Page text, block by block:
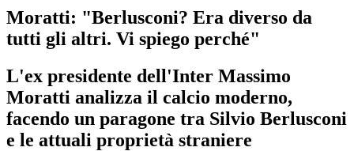
Moratti: "Berlusconi? Era diverso da
tutti gli altri. Vi spiego perché"
L'ex presidente dell'Inter Massimo
Moratti analizza il calcio moderno,
facendo un paragone tra Silvio Berlusconi
e le attuali proprietà straniere